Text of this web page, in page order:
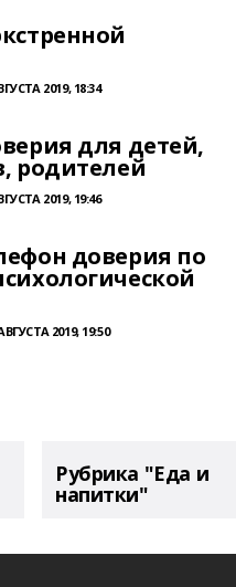
2019, 18:34
для детей,
родителей
2019, 19:46
доверия по
2019, 19:50
Рубрика "Еда и
напитки"